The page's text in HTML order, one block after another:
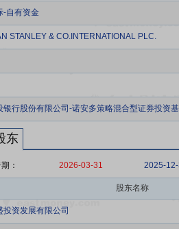
-自有资金
STANLEY & CO.INTERNATIONAL PLC.
银行股份有限公司-诺安多策略混合型证券投资
东
： 2026-03-31 2025-
股东名称
投资发展有限公司